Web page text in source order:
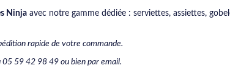
Ninja avec notre gamme dédiée : serviettes, assiettes,
rapide de votre commande.
59 42 98 49 ou bien par email.